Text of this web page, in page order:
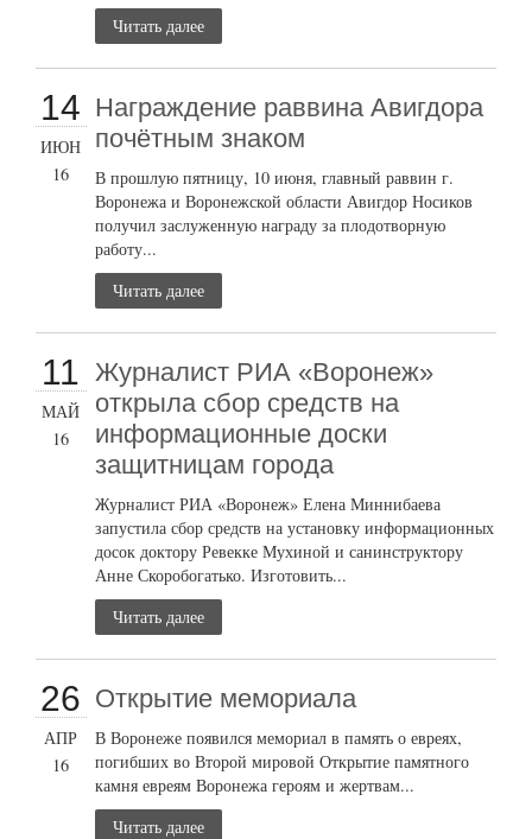
Читать далее
14
ИЮН
16
Награждение раввина Авигдора
почётным знаком
В прошлую пятницу, 10 июня, главный раввин г.
Воронежа и Воронежской области Авигдор Носиков
получил заслуженную награду за плодотворную
работу...
Читать далее
11
МАЙ
16
Журналист РИА «Воронеж»
открыла сбор средств на
информационные доски
защитницам города
Журналист РИА «Воронеж» Елена Миннибаева
запустила сбор средств на установку информационных
досок доктору Ревекке Мухиной и санинструктору
Анне Скоробогатько. Изготовить...
Читать далее
26
АПР
16
Открытие мемориала
В Воронеже появился мемориал в память о евреях,
погибших во Второй мировой Открытие памятного
камня евреям Воронежа героям и жертвам...
Читать далее